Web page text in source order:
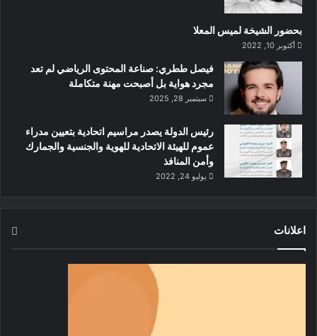
بحضور الشيخة لميس المعلا
أكتوبر 10, 2022
‏فيصل ططري: صناعة المحتوى الرياضي لم تعد
مجرد هواية بل أصبحت مهنة متكاملة
سبتمبر 28, 2025
رئيس الدولة يصدر مراسيم اتحادية بتعيين مدراء
عموم للهيئة الاتحادية للهوية والجنسية والجمارك
وأمن المنافذ
يوليو 24, 2022
اعلانات